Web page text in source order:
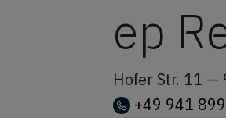
ep
Hofer Str. 11 —
+49 941